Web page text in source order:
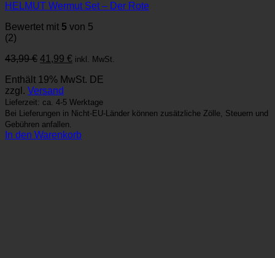
HELMUT Wermut Set – Der Rote
Bewertet mit 5 von 5
(2)
43,99€ Ursprünglicher
war:
43,99 €
41,99 € Aktueller
ist:
inkl. MwSt.
Enthält 19% MwSt. DE
zzgl. Versand
Lieferzeit: ca. 4-5 Werktage
Bei Lieferungen in Nicht-EU-Länder können zusätzliche Zölle, Steuern und
Gebühren anfallen.
In den Warenkorb